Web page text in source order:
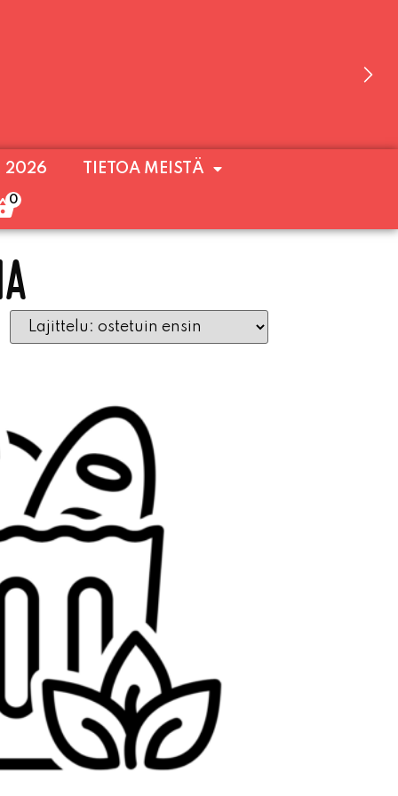
AVOINNA VIIKONLOPPUISIN (PE-
2026 TIETOA MEISTÄ
0